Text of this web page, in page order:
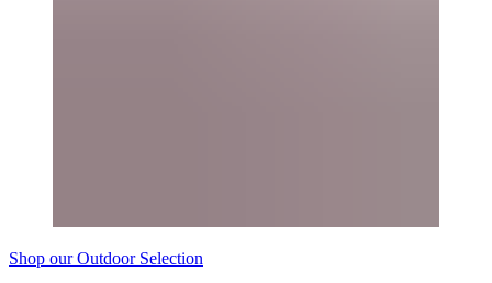
Shop our Outdoor Selection